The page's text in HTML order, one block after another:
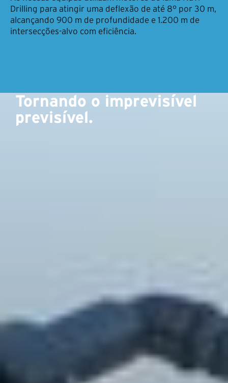
Drilling para atingir uma deflexão de até 8° por 30 m,
alcançando 900 m de profundidade e 1.200 m de
intersecções-alvo com eficiência.
Tornando o imprevisível
previsível.